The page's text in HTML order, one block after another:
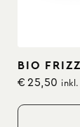
BIO
€ 25,50